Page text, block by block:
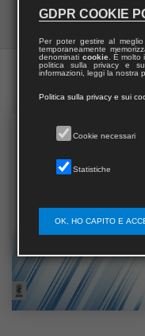
GDPR COOKIE
Per poter gestire al
temporaneamente
denominati cookie. È molto
politica sulla privacy e
informazioni, leggi la nostra
Politica sulla privacy e sui
Cookie necessari
Statistiche
OK, HO CAPITO E